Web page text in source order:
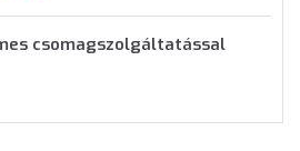
csomagszolgáltatással